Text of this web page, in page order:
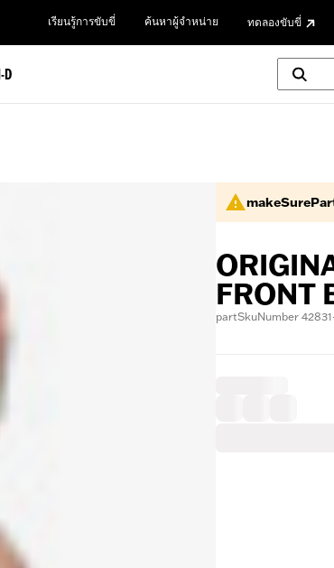
เรียนรู้การขับขี่ ค้นหาผู้จำหน่าย ทดลองขับขี่
FRONT
partSkuNumber